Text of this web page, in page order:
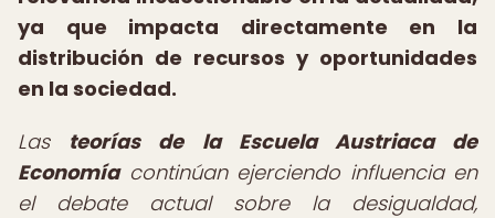
ya que impacta directamente en la
distribución de recursos y oportunidades
en la sociedad.
Las teorías de la Escuela Austriaca de
Economíacontinúan ejerciendo influencia en
el debate actual sobre la desigualdad,